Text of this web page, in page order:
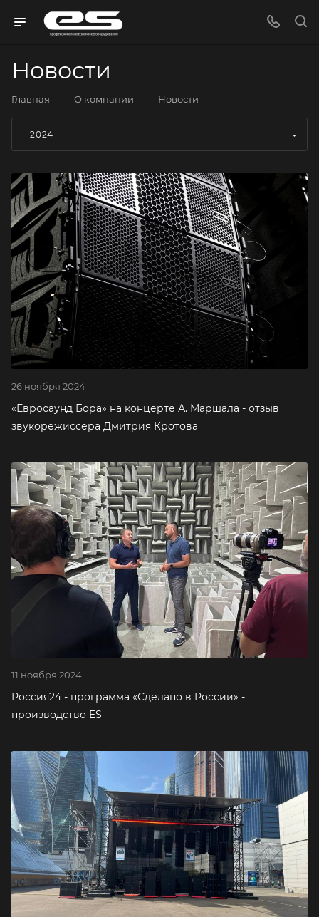
Новости
Главная — О компании — Новости
2024
26 ноября 2024
«Евросаунд Бора» на концерте А. Маршала - отзыв
звукорежиссера Дмитрия Кротова
11 ноября 2024
Россия24 - программа «Сделано в России» -
производство ES